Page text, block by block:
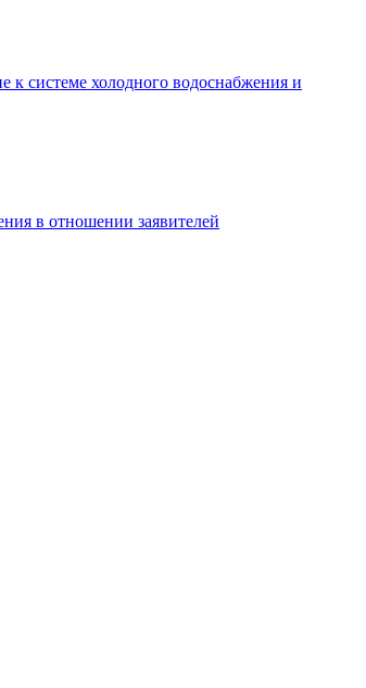
к системе холодного водоснабжения и
в отношении заявителей